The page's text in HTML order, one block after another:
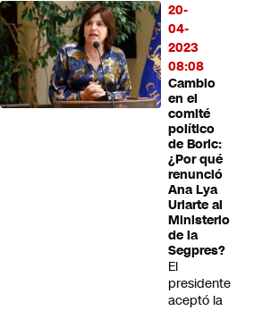
20-
04-
2023
08:08
Cambio
en el
comité
político
de Boric:
¿Por qué
renunció
Ana Lya
Uriarte al
Ministerio
de la
Segpres?
El
presidente
aceptó la